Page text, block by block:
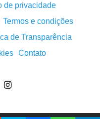
de privacidade
Termos e condições
de Transparência
Contato
Instagram